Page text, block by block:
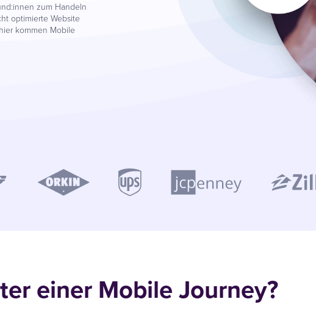
zum Handeln
optimierte Website
kommen Mobile
einer Mobile Journey?